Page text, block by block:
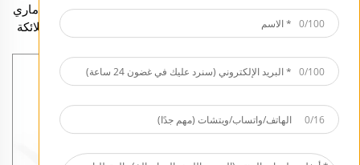
ديني، يوم القديس باتريك،
شخصية واحدة، قطعة واحدة،
يدويًا حسب الطلب لوالدة ماري
المقدسة هدية أطفال الملائكة
والطفل
0/100
0/100
0/16